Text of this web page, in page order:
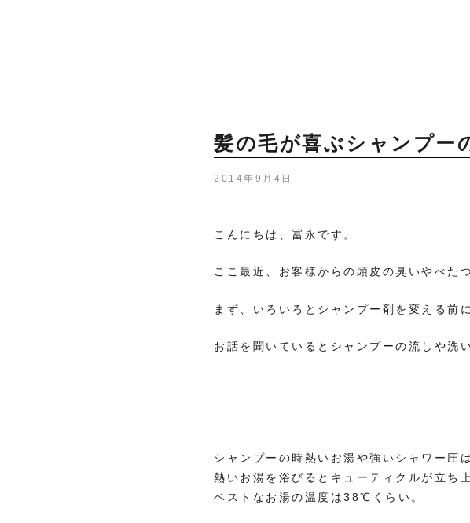
髪の毛が喜ぶシャンプー
2014年9月4日
こんにちは、冨永です。
ここ最近、お客様からの頭皮の臭いやべた
まず、いろいろとシャンプー剤を変える前
お話を聞いているとシャンプーの流しや洗
シャンプーの時熱いお湯や強いシャワー圧
熱いお湯を浴びるとキューティクルが立ち
ベストなお湯の温度は38℃くらい。